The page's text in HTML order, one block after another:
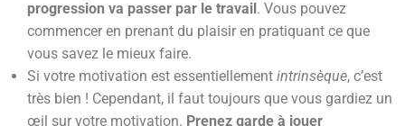
progression va passer par le travail. Vous pouvez
commencer en prenant du plaisir en pratiquant ce que
vous savez le mieux faire.
Si votre motivation est essentiellement intrinsèque, c’est
très bien ! Cependant, il faut toujours que vous gardiez un
œil sur votre motivation. Prenez garde à jouer